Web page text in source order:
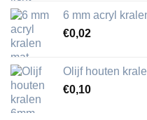
6 mm acryl
€0,02
Olijf houten
€0,10